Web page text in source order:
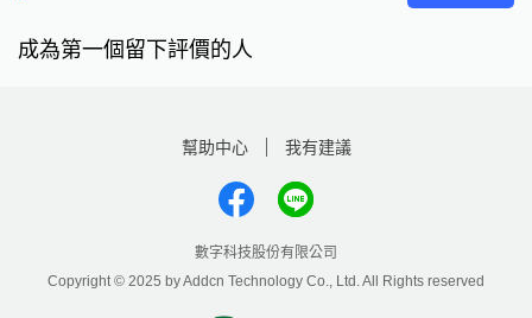
成為第一個留下評價的人
幫助中心 我有建議
數字科技股份有限公司
Copyright © 2025 by Addcn Technology Co., Ltd. All Rights reserved